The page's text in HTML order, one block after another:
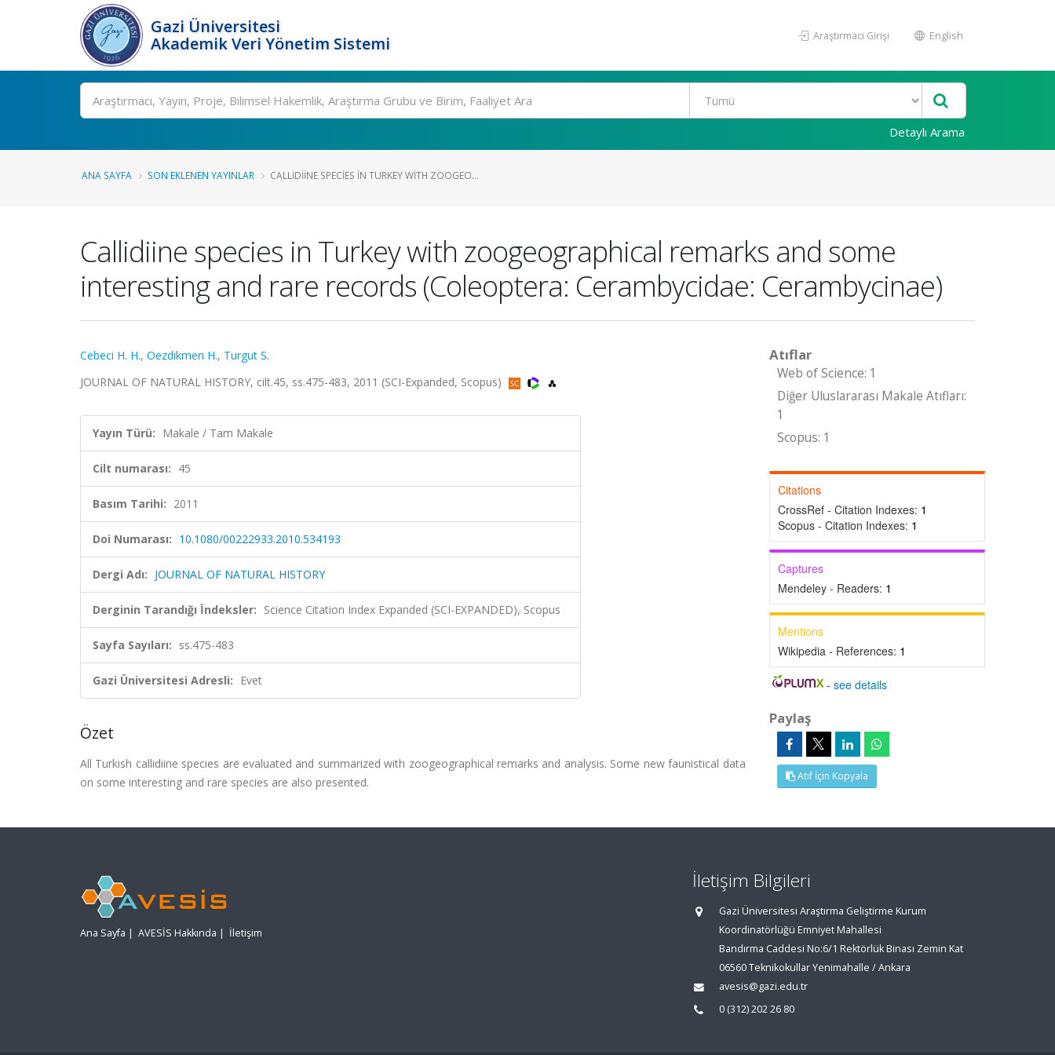
Gazi Üniversitesi
Akademik Veri Yönetim Sistemi
Araştırmacı Girişi English
Ara
Detaylı Arama
ANA SAYFA SON EKLENEN YAYINLAR CALLIDIINE SPECIES IN TURKEY WITH ZOOGEO...
Callidiine species in Turkey with zoogeographical remarks and some
interesting and rare records (Coleoptera: Cerambycidae: Cerambycinae)
Cebeci H. H., Oezdikmen H., Turgut S.
JOURNAL OF NATURAL HISTORY, cilt.45, ss.475-483, 2011 (SCI-Expanded, Scopus)
Yayın Türü: Makale / Tam Makale
Cilt numarası: 45
Basım Tarihi: 2011
Doi Numarası: 10.1080/00222933.2010.534193
Dergi Adı: JOURNAL OF NATURAL HISTORY
Derginin Tarandığı İndeksler: Science Citation Index Expanded (SCI-EXPANDED), Scopus
Sayfa Sayıları: ss.475-483
Gazi Üniversitesi Adresli: Evet
Özet
All Turkish callidiine species are evaluated and summarized with zoogeographical remarks and analysis. Some new faunistical data
on some interesting and rare species are also presented.
Atıflar
Web of Science: 1
Diğer Uluslararası Makale Atıfları:
1
Scopus: 1
Citations
CrossRef - Citation Indexes: 1
Scopus - Citation Indexes: 1
Captures
Mendeley - Readers: 1
Mentions
Wikipedia - References: 1
-see details
Paylaş
Atıf İçin Kopyala
Ana Sayfa | AVESİS Hakkında | İletişim
İletişim Bilgileri
Gazi Üniversitesi Araştırma Geliştirme Kurum
Koordinatörlüğü Emniyet Mahallesi
Bandırma Caddesi No:6/1 Rektörlük Binası Zemin Kat
06560 Teknikokullar Yenimahalle / Ankara
avesis@gazi.edu.tr
0 (312) 202 26 80